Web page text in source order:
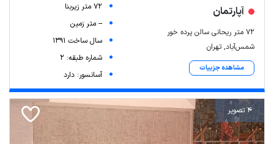
آپارتمان
۷۲ متر ریحانی سالن پرده خور
شمس‌آباد, تهران
مشاهده جزییات
72 متر زیربنا
-- متر زمین
سال ساخت 1391
شماره طبقه: 2
آسانسور: دارد
4 تصویر